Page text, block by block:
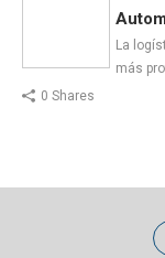
La
más
0 Shares